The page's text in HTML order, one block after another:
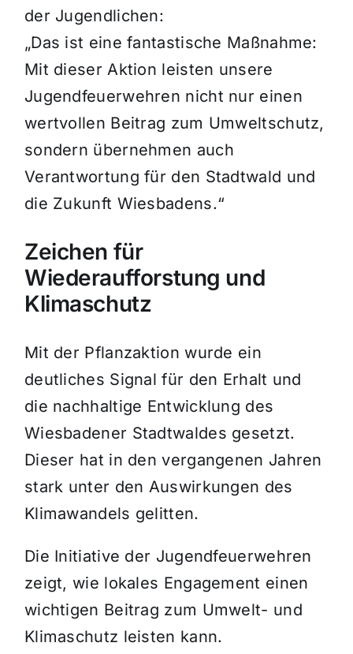
der Jugendlichen:
„Das ist eine fantastische Maßnahme:
Mit dieser Aktion leisten unsere
Jugendfeuerwehren nicht nur einen
wertvollen Beitrag zum Umweltschutz,
sondern übernehmen auch
Verantwortung für den Stadtwald und
die Zukunft Wiesbadens.“
Zeichen für
Wiederaufforstung und
Klimaschutz
Mit der Pflanzaktion wurde ein
deutliches Signal für den Erhalt und
die nachhaltige Entwicklung des
Wiesbadener Stadtwaldes gesetzt.
Dieser hat in den vergangenen Jahren
stark unter den Auswirkungen des
Klimawandels gelitten.
Die Initiative der Jugendfeuerwehren
zeigt, wie lokales Engagement einen
wichtigen Beitrag zum Umwelt- und
Klimaschutz leisten kann.